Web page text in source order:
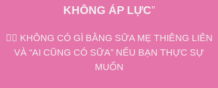
KHÔNG ÁP LỰC”
✊🏻 KHÔNG CÓ GÌ BẰNG SỮA MẸ THIÊNG LIÊN
VÀ “AI CŨNG CÓ SỮA” NẾU BẠN THỰC SỰ
MUỐN